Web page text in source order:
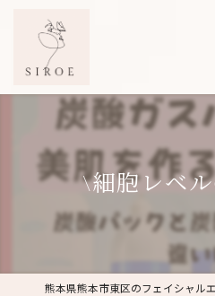
\細胞レベ